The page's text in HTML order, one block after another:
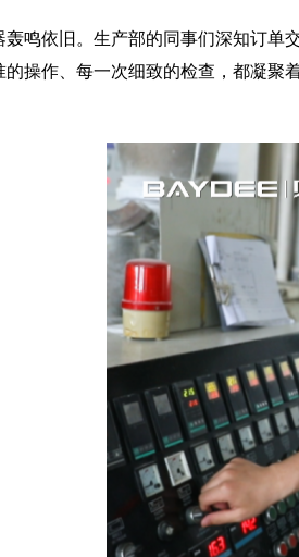
轰鸣依旧。生产部的同事们深知订单
操作、每一次细致的检查，都凝聚